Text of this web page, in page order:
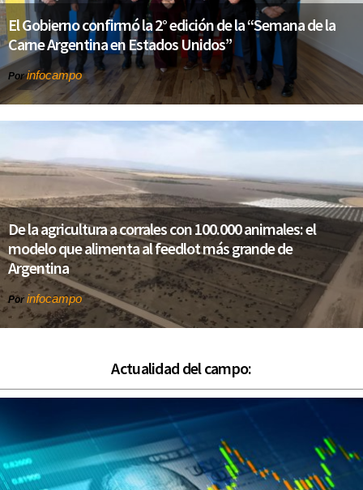
El Gobierno confirmó la 2° edición de la “Semana de la
Carne Argentina en Estados Unidos”
Porinfocampo
De la agricultura a corrales con 100.000 animales: el
modelo que alimenta al feedlot más grande de
Argentina
Por infocampo
Actualidad del campo: